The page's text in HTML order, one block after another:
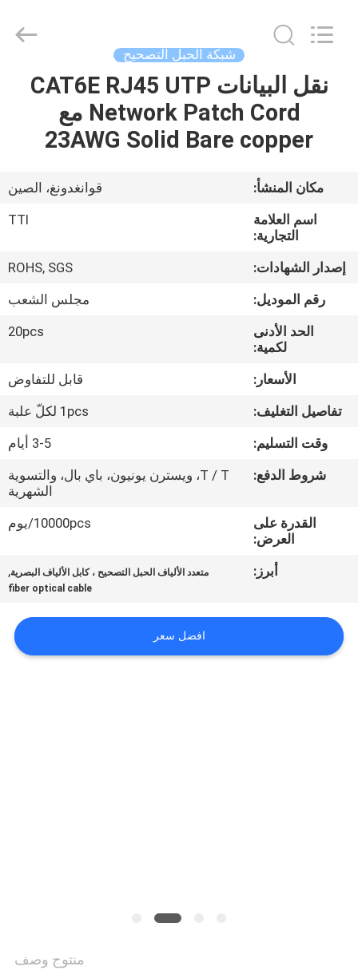
الصفحة
الرئيسية
معلومات
جولة
مراقبة
الجودة
اتصل
خريطة
الموقع
Reserved.
شبكة الحبل التصحيح
نقل البيانات CAT6E RJ45 UTP
Network Patch Cord مع
23AWG Solid Bare copper
مكان المنشأ:
قوانغدونغ، الصين
اسم العلامة
التجارية:
TTI
إصدار الشهادات:
ROHS, SGS
رقم الموديل:
مجلس الشعب
الحد الأدنى
لكمية:
20pcs
الأسعار:
قابل للتفاوض
تفاصيل التغليف:
1pcs لكلّ علبة
وقت التسليم:
3-5 أيام
شروط الدفع:
T / T، ويسترن يونيون، باي بال، والتسوية
الشهرية
القدرة على
العرض:
10000pcs/يوم
أبرز: متعدد الألياف الحبل التصحيح ، كابل الألياف البصرية,
fiber optical cable
افضل سعر
منتوج وصف